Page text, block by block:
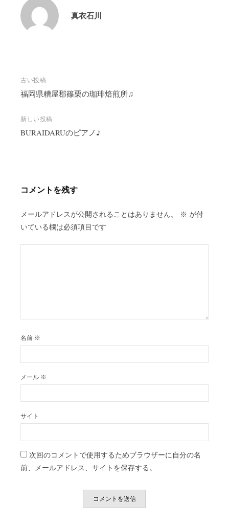
真衣石川
投
稿
ビ
ゲ
ン
古い投稿
福岡県糟屋郡篠栗の珈琲焙煎所♫
新しい投稿
BURAIDARUのピアノ♪
コメントを残す
メールアドレスが公開されることはありません。 ※ が付
いている欄は必須項目です
名前 ※
メール ※
サイト
次回のコメントで使用するためブラウザーに自分の名
前、メールアドレス、サイトを保存する。